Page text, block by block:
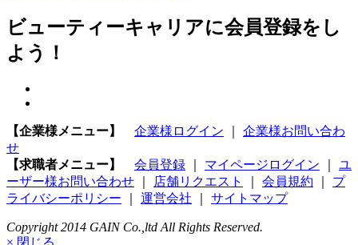
ビューティーキャリアに会員登録をし
よう！
【企業様メニュー】 企業様ログイン
企業様お問い合わ
せ
【求職者メニュー】
会員登録 マイページログイン
ユ
ーザー様お問い合わせ
店舗リクエスト 会員規約
プ
ライバシーポリシー
運営会社 サイトマップ
Copyright 2014 GAIN Co.,ltd All Rights Reserved.
× 閉じる